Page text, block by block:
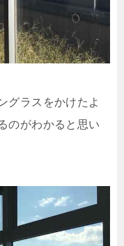
グラスをかけたよ
のがわかると思い